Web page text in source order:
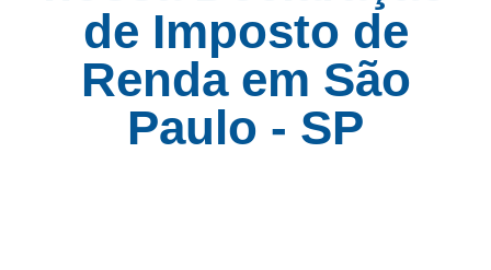
de Imposto de
Renda em São
Paulo - SP